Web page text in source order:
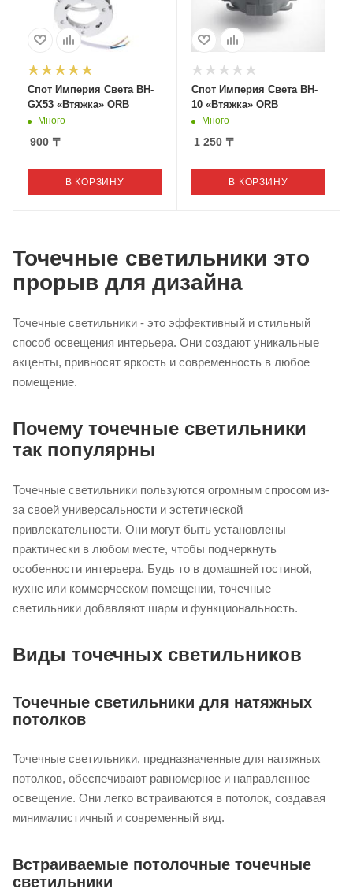
Спот Империя Света BH-
GX53 «Втяжка» ORB
Много
900 〒
В КОРЗИНУ
Спот Империя Света BH-
10 «Втяжка» ORB
Много
1 250〒
В КОРЗИНУ
Точечные светильники это
прорыв для дизайна
Точечные светильники - это эффективный и стильный
способ освещения интерьера. Они создают уникальные
акценты, привносят яркость и современность в любое
помещение.
Почему точечные светильники
так популярны
Точечные светильники пользуются огромным спросом из-
за своей универсальности и эстетической
привлекательности. Они могут быть установлены
практически в любом месте, чтобы подчеркнуть
особенности интерьера. Будь то в домашней гостиной,
кухне или коммерческом помещении, точечные
светильники добавляют шарм и функциональность.
Виды точечных светильников
Точечные светильники для натяжных
потолков
Точечные светильники, предназначенные для натяжных
потолков, обеспечивают равномерное и направленное
освещение. Они легко встраиваются в потолок, создавая
минималистичный и современный вид.
Встраиваемые потолочные точечные
светильники